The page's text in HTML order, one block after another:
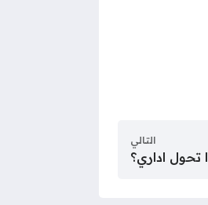
التالي
تحول اداري؟